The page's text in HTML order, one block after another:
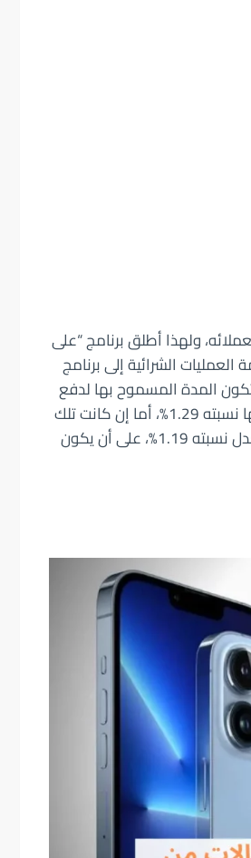
ولهذا أطلق برنامج “على
الشرائية إلى برنامج
المدة المسموح بها لدفع
المستحقّات 3 أشهر بمعدل تبلغ نسبته 1.39%، أو مدة قدرها 6 أشهر ويكون معدلها نسبته 1.29%، أما إن كانت تلك
المدتين غير مناسبتين لك يمكنك اختيار البرنامج الذي تكون مدته حوال 12 شهرًا بمعدل نسبته 1.19%، على أن يكون